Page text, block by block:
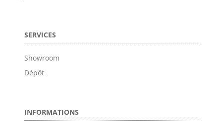
SERVICES
Showroom
Dépôt
INFORMATIONS